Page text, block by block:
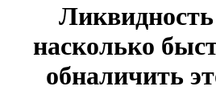
Ликвидность
насколько
обналичить